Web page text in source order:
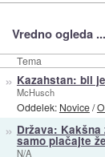
Vredno ogleda ...
Tema
» Kazahstan: bil
McHusch
Oddelek: Novice/
» Država:
samo plačajte
N/A